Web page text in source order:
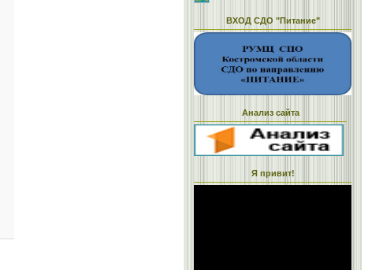
ВХОД СДО "Питание"
Анализ сайта
Я привит!